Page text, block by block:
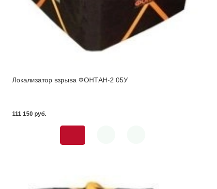
Локализатор взрыва ФОНТАН-2 05У
111 150 pуб.